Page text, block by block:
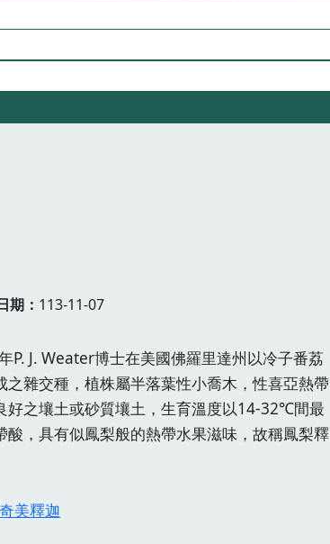
期 113-11-07
P. J. Weater博士在美國佛羅里達州以冷子番荔
之雜交種，植株屬半落葉性小喬木，性喜亞熱帶
好之壤土或砂質壤土，生育溫度以14-32℃間最
酸，具有似鳳梨般的熱帶水果滋味，故稱鳳梨釋
奇美釋迦